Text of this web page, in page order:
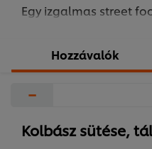
Egy izgalmas street
Hozzávalók
−
Kolbász sütése,